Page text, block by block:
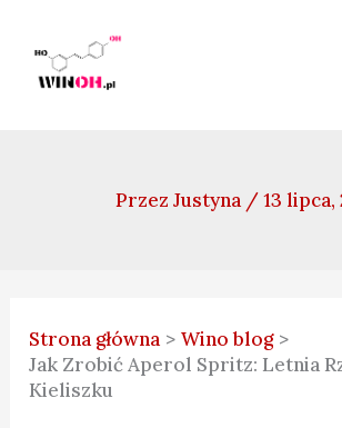
treści
Przez Justyna /13 lipca,
Strona główna
Wino blog
Jak Zrobić Aperol Spritz: Letnia
Kieliszku